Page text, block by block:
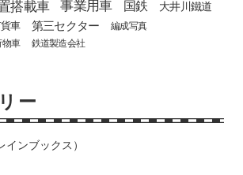
搭載車 事業用車 国鉄 大井川鐵道
車 第三セクター 編成写真
車 鉄道製造会社
ー
ンブックス）